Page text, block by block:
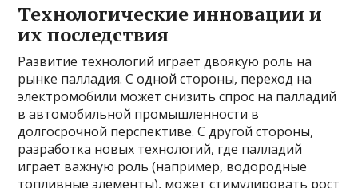
Технологические инновации и
их последствия
Развитие технологий играет двоякую роль на
рынке палладия. С одной стороны, переход на
электромобили может снизить спрос на палладий
в автомобильной промышленности в
долгосрочной перспективе. С другой стороны,
разработка новых технологий, где палладий
играет важную роль (например, водородные
топливные элементы), может стимулировать рост